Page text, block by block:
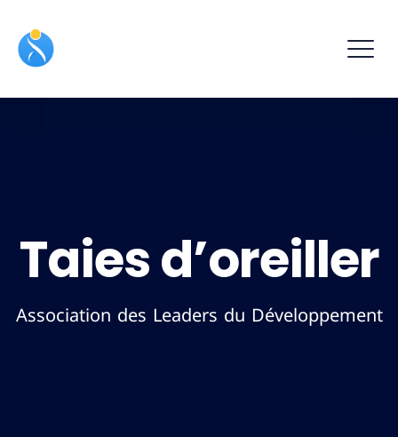
Taies d’oreiller
Association des Leaders du Développement